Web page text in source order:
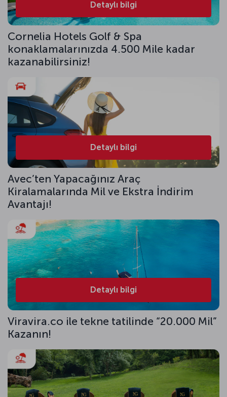
Detaylı bilgi
Cornelia Hotels Golf & Spa
konaklamalarınızda 4.500 Mile kadar
kazanabilirsiniz!
Detaylı bilgi
Avec’ten Yapacağınız Araç
Kiralamalarında Mil ve Ekstra İndirim
Avantajı!
Detaylı bilgi
Viravira.co ile tekne tatilinde “20.000 Mil”
Kazanın!